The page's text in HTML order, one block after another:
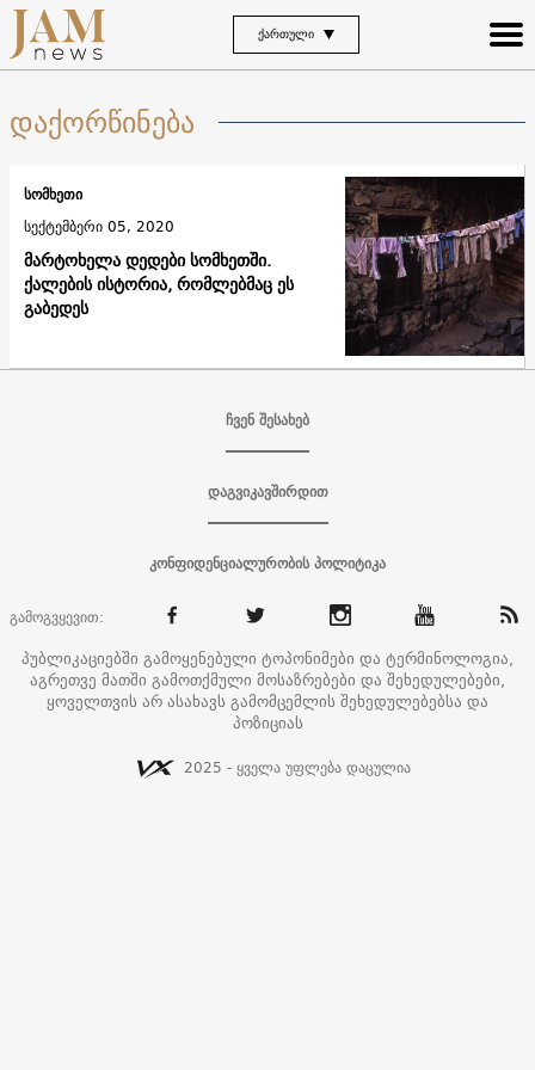
ᲥᲐᲠᲗᲣᲚᲘ
დაქორწინება
მარტოხელა დედები სომხეთში.
ქალების ისტორია, რომლებმაც ეს
გაბედეს
სომხეთი
სექტემბერი 05, 2020
ჩვენ შესახებ
დაგვიკავშირდით
კონფიდენციალურობის პოლიტიკა
გამოგვყევით:
პუბლიკაციებში გამოყენებული ტოპონიმები და ტერმინოლოგია,
აგრეთვე მათში გამოთქმული მოსაზრებები და შეხედულებები,
ყოველთვის არ ასახავს გამომცემლის შეხედულებებსა და
პოზიციას
2025 - ყველა უფლება დაცულია